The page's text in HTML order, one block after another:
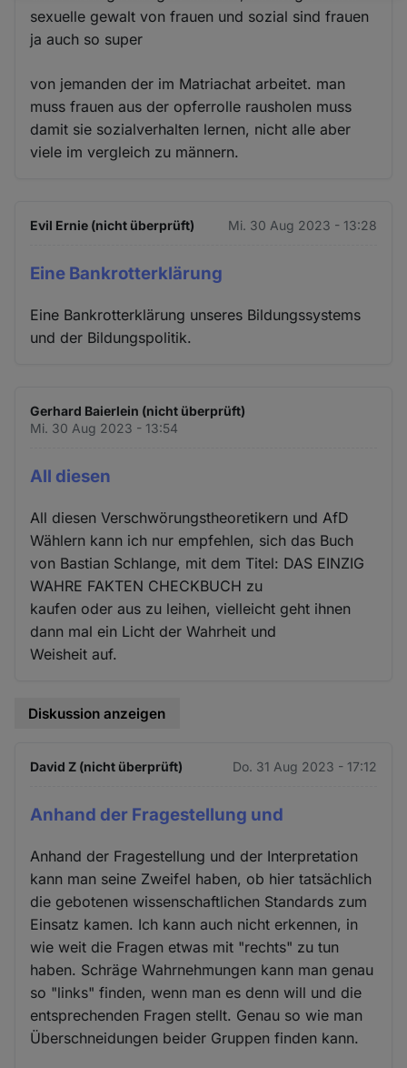
sexuelle gewalt von frauen und sozial sind frauen
ja auch so super
von jemanden der im Matriachat arbeitet. man
muss frauen aus der opferrolle rausholen muss
damit sie sozialverhalten lernen, nicht alle aber
viele im vergleich zu männern.
Evil Ernie (nicht überprüft) Mi. 30 Aug 2023 - 13:28
Eine Bankrotterklärung
Eine Bankrotterklärung unseres Bildungssystems
und der Bildungspolitik.
Gerhard Baierlein (nicht überprüft)
Mi. 30 Aug 2023 - 13:54
All diesen
All diesen Verschwörungstheoretikern und AfD
Wählern kann ich nur empfehlen, sich das Buch
von Bastian Schlange, mit dem Titel: DAS EINZIG
WAHRE FAKTEN CHECKBUCH zu
kaufen oder aus zu leihen, vielleicht geht ihnen
dann mal ein Licht der Wahrheit und
Weisheit auf.
Diskussion anzeigen
David Z (nicht überprüft) Do. 31 Aug 2023 - 17:12
Anhand der Fragestellung und
Anhand der Fragestellung und der Interpretation
kann man seine Zweifel haben, ob hier tatsächlich
die gebotenen wissenschaftlichen Standards zum
Einsatz kamen. Ich kann auch nicht erkennen, in
wie weit die Fragen etwas mit "rechts" zu tun
haben. Schräge Wahrnehmungen kann man genau
so "links" finden, wenn man es denn will und die
entsprechenden Fragen stellt. Genau so wie man
Überschneidungen beider Gruppen finden kann.
und
Cookies